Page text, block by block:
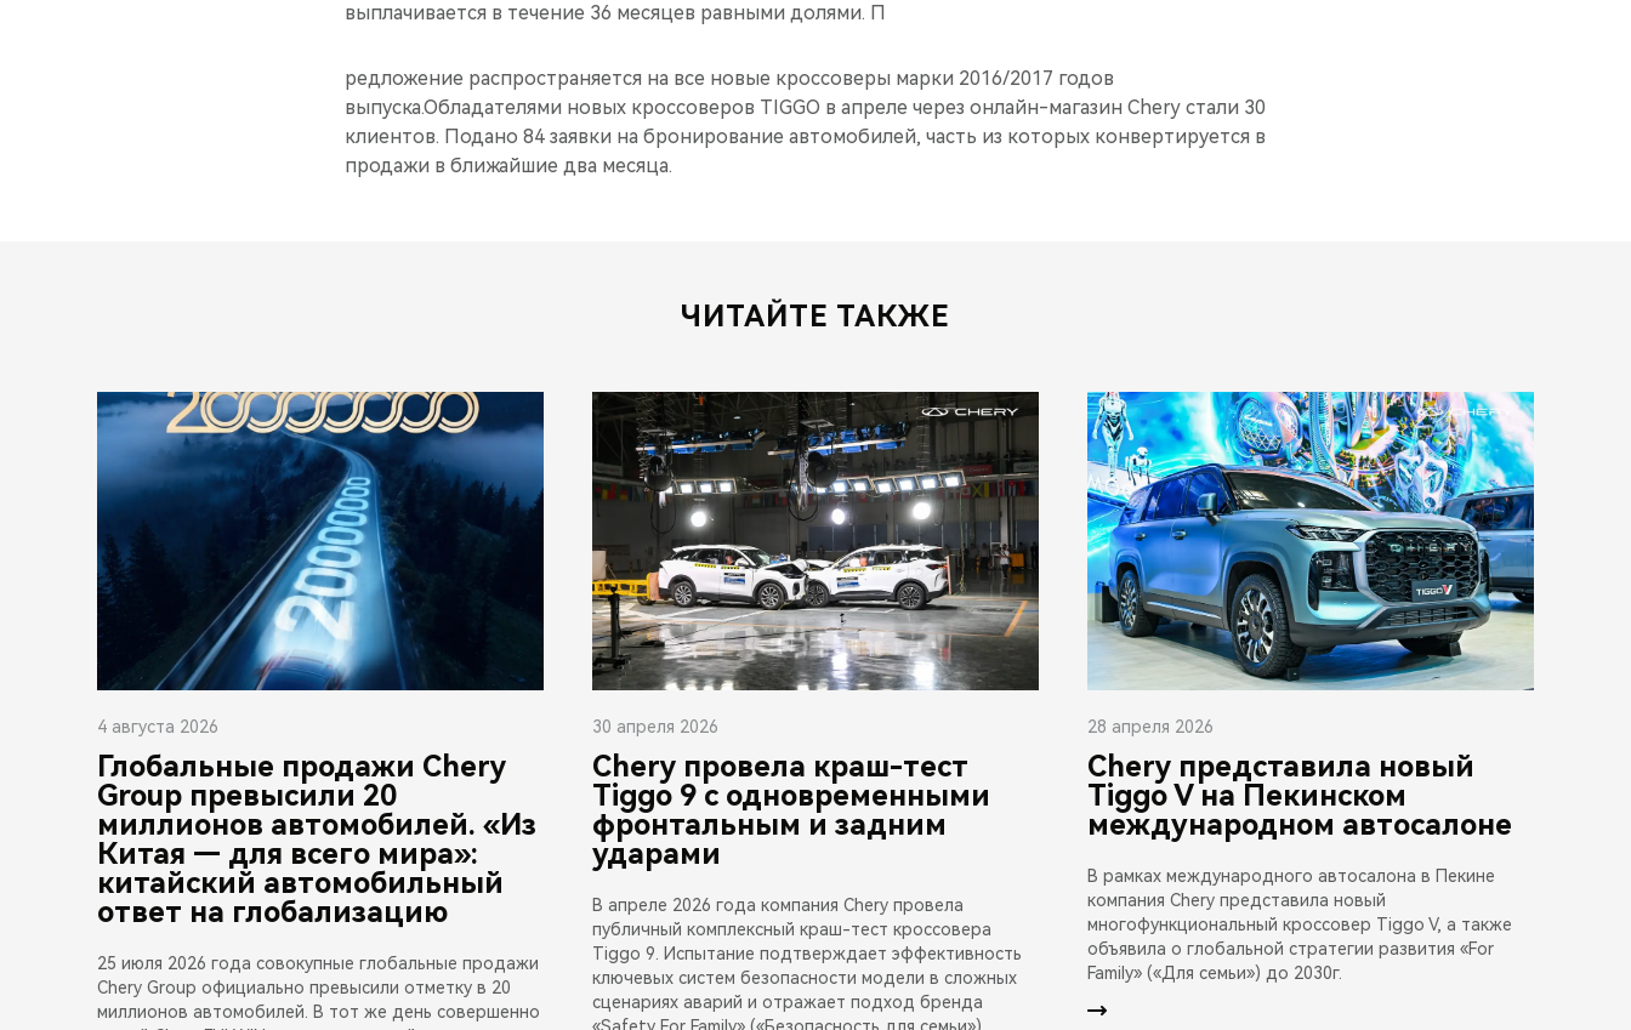
выплачивается в течение 36 месяцев равными долями. П
редложение распространяется на все новые кроссоверы марки 2016/2017 годов
выпуска.Обладателями новых кроссоверов TIGGO в апреле через онлайн-магазин Chery стали 30
клиентов. Подано 84 заявки на бронирование автомобилей, часть из которых конвертируется в
продажи в ближайшие два месяца.
ЧИТАЙТЕ ТАКЖЕ
4 августа 2026
Глобальные продажи Chery
Group превысили 20
миллионов автомобилей. «Из
Китая — для всего мира»:
китайский автомобильный
ответ на глобализацию
25 июля 2026 года совокупные глобальные продажи
Chery Group официально превысили отметку в 20
миллионов автомобилей. В тот же день совершенно
30 апреля 2026
Chery провела краш-тест
Tiggo 9 с одновременными
фронтальным и задним
ударами
В апреле 2026 года компания Chery провела
публичный комплексный краш-тест кроссовера
Tiggo 9. Испытание подтверждает эффективность
ключевых систем безопасности модели в сложных
сценариях аварий и отражает подход бренда
«Safety For Family» («Безопасность для семьи»),
28 апреля 2026
Chery представила новый
Tiggo V на Пекинском
международном автосалоне
В рамках международного автосалона в Пекине
компания Chery представила новый
многофункциональный кроссовер Tiggo V, а также
объявила о глобальной стратегии развития «For
Family» («Для семьи») до 2030г.